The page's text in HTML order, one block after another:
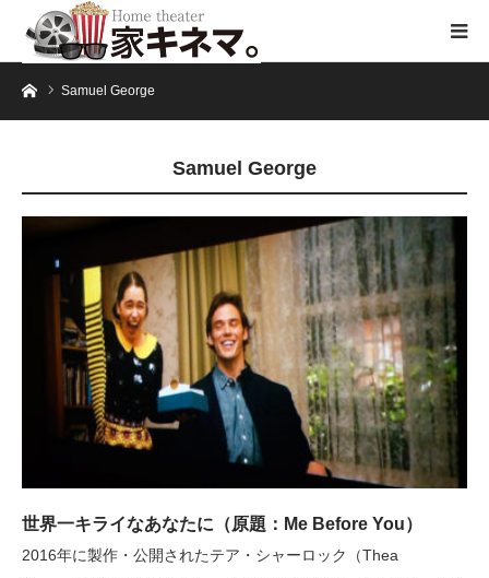
ホームSamuel George
Samuel George
世界一キライなあなたに（原題：Me Before You）
2016年に製作・公開されたテア・シャーロック（Thea